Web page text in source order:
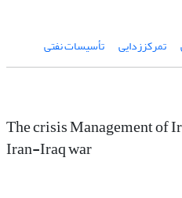
تمرکززدایی تأسیسات نفتی
The crisis Management of
Iran-Iraq war